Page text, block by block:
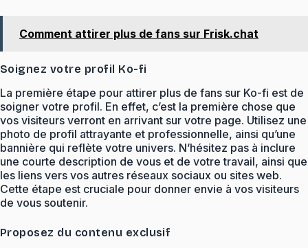
Comment attirer plus de fans sur Frisk.chat
Soignez votre profil Ko-fi
La première étape pour attirer plus de fans sur Ko-fi est de
soigner votre profil. En effet, c’est la première chose que
vos visiteurs verront en arrivant sur votre page. Utilisez une
photo de profil attrayante et professionnelle, ainsi qu’une
bannière qui reflète votre univers. N’hésitez pas à inclure
une courte description de vous et de votre travail, ainsi que
les liens vers vos autres réseaux sociaux ou sites web.
Cette étape est cruciale pour donner envie à vos visiteurs
de vous soutenir.
Proposez du contenu exclusif